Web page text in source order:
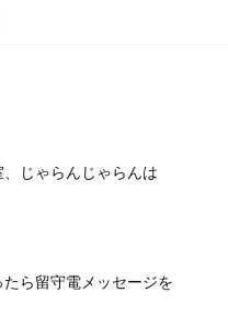
じゃらんじゃらんは
ら留守電メッセージを